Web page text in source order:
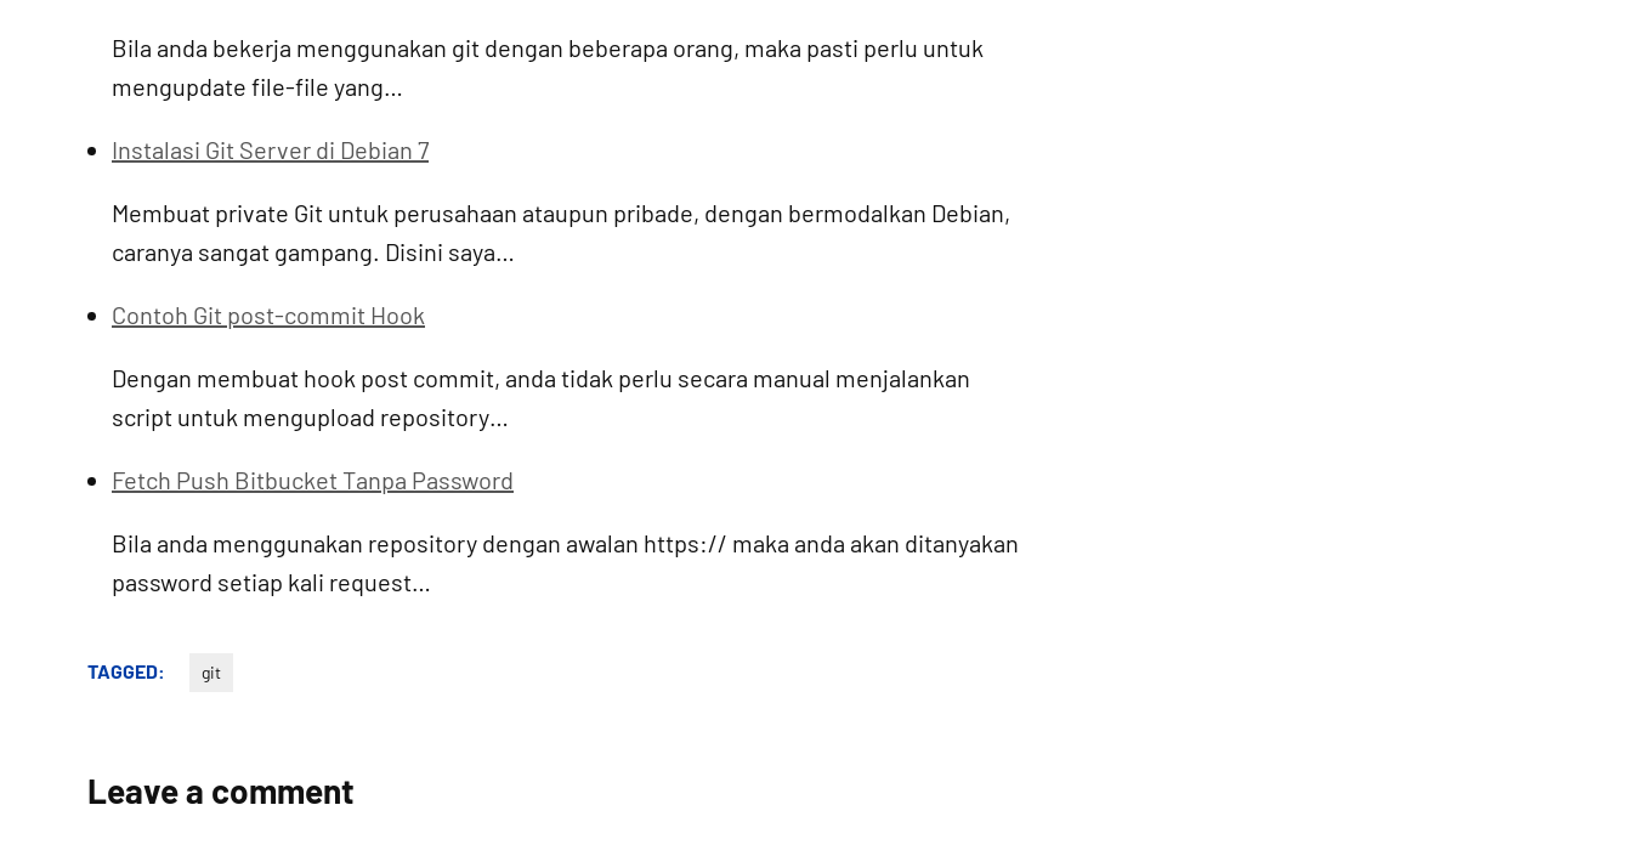
Bila anda bekerja menggunakan git dengan beberapa orang, maka pasti perlu untuk
mengupdate file-file yang…
Instalasi Git Server di Debian 7
Membuat private Git untuk perusahaan ataupun pribade, dengan bermodalkan Debian,
caranya sangat gampang. Disini saya…
Contoh Git post-commit Hook
Dengan membuat hook post commit, anda tidak perlu secara manual menjalankan
script untuk mengupload repository…
Fetch Push Bitbucket Tanpa Password
Bila anda menggunakan repository dengan awalan https:// maka anda akan ditanyakan
password setiap kali request…
TAGGED: git
Leave a comment